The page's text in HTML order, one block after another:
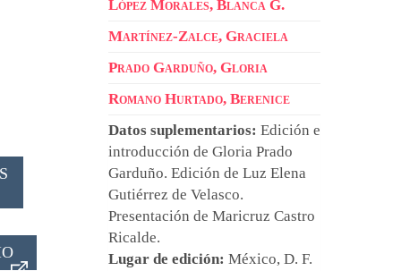
López Morales, Blanca G.
Martínez-Zalce, Graciela
Prado Garduño, Gloria
Romano Hurtado, Berenice
Datos suplementarios: Edición e
introducción de Gloria Prado
Garduño. Edición de Luz Elena
Gutiérrez de Velasco.
Presentación de Maricruz Castro
Ricalde.
Lugar de edición: México, D. F.